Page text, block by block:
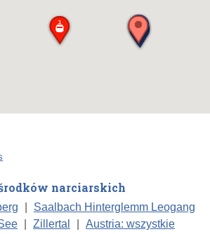
narciarskich
Saalbach Hinterglemm Leogang
Zillertal
Austria: wszystkie